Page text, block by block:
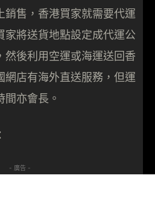
銷售，香港買家就需要代運
家將送貨地點設定成代運公
然後利用空運或海運送回香
網店有海外直送服務，但運
亦會長。
- 廣告 -